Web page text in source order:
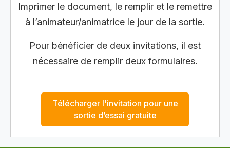
Imprimer le document, le remplir et le remettre
à l’animateur/animatrice le jour de la sortie.
Pour bénéficier de deux invitations, il est
nécessaire de remplir deux formulaires.
Télécharger l'invitation pour une
sortie d’essai gratuite